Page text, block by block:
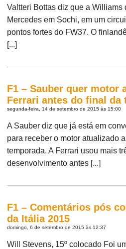
Valtteri Bottas diz que a Williams
Mercedes em Sochi, em um
pontos fortes do FW37. O
[...]
F1 – Sauber quer motor
Ferrari antes do final da
segunda-feira, 14 de setembro de 2015 às 15:00
A Sauber diz que já está em
para receber o motor atualizado
temporada. A Ferrari usou mais
desenvolvimento antes [...]
F1 – Comentários pós
da Itália 2015
domingo, 6 de setembro de 2015 às 12:37
Will Stevens, 15º colocado Foi